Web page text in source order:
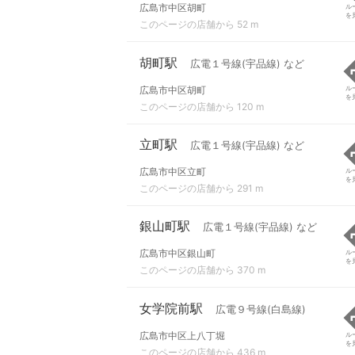
広島市中区胡町
このページの店舗から 52 m
ル
を
胡町駅 広電１号線(宇品線) など
広島市中区胡町
このページの店舗から 120 m
ル
を
立町駅 広電１号線(宇品線) など
広島市中区立町
このページの店舗から 291 m
ル
を
銀山町駅 広電１号線(宇品線) など
広島市中区銀山町
このページの店舗から 370 m
ル
を
女学院前駅 広電９号線(白島線)
広島市中区上八丁堀
このページの店舗から 436 m
ル
を